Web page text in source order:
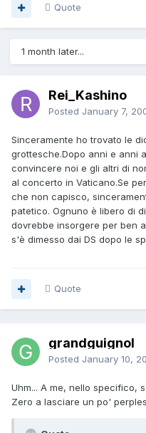
Quote
1 month later...
Rei_Kashino
Posted January 7,
Sinceramente ho trovato le
grottesche.Dopo anni e anni
convincere noi e gli altri di
al concerto in Vaticano.Se
che non capisco,
patetico. Ognuno è libero di
dovrebbe insorgere per ben
s'è dimesso dai DS dopo le
Quote
grandguignol
Posted January 10,
Uhm... A me, nello specifico,
Zero a lasciare un po'